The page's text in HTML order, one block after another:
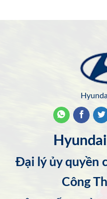
Đại lý ủy quyền
Công